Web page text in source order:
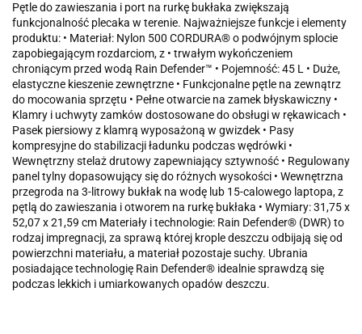
Pętle do zawieszania i port na rurkę bukłaka zwiększają
funkcjonalność plecaka w terenie. Najważniejsze funkcje i elementy
produktu: • Materiał: Nylon 500 CORDURA® o podwójnym splocie
zapobiegającym rozdarciom, z • trwałym wykończeniem
chroniącym przed wodą Rain Defender™ • Pojemność: 45 L • Duże,
elastyczne kieszenie zewnętrzne • Funkcjonalne pętle na zewnątrz
do mocowania sprzętu • Pełne otwarcie na zamek błyskawiczny •
Klamry i uchwyty zamków dostosowane do obsługi w rękawicach •
Pasek piersiowy z klamrą wyposażoną w gwizdek • Pasy
kompresyjne do stabilizacji ładunku podczas wędrówki •
Wewnętrzny stelaż drutowy zapewniający sztywność • Regulowany
panel tylny dopasowujący się do różnych wysokości • Wewnętrzna
przegroda na 3-litrowy bukłak na wodę lub 15-calowego laptopa, z
pętlą do zawieszania i otworem na rurkę bukłaka • Wymiary: 31,75 x
52,07 x 21,59 cm Materiały i technologie: Rain Defender® (DWR) to
rodzaj impregnacji, za sprawą której krople deszczu odbijają się od
powierzchni materiału, a materiał pozostaje suchy. Ubrania
posiadające technologię Rain Defender® idealnie sprawdzą się
podczas lekkich i umiarkowanych opadów deszczu.